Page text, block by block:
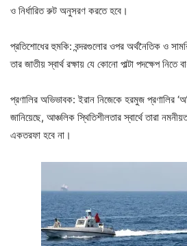
ও নির্ধারিত রুট অনুসরণ করতে হবে।
প্রতিশোধের হুমকি: বন্দরগুলোর ওপর অর্থনৈতিক ও
তার জাতীয় স্বার্থ রক্ষায় যে কোনো পাল্টা পদক্ষেপ নিতে
প্রণালির অভিভাবক: ইরান নিজেকে হরমুজ প্রণালির
জানিয়েছে, আঞ্চলিক স্থিতিশীলতার স্বার্থে তারা
একতরফা হবে না।